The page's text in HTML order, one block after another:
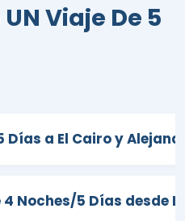
de 5 días en
los misterios del
y servicio.
Viaje De 5
Días a El Cairo y
Noches/5 Días desde